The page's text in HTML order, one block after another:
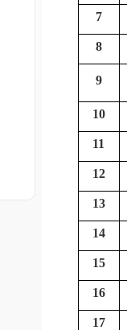
7
8
9
10
11
12
13
14
15
16
17